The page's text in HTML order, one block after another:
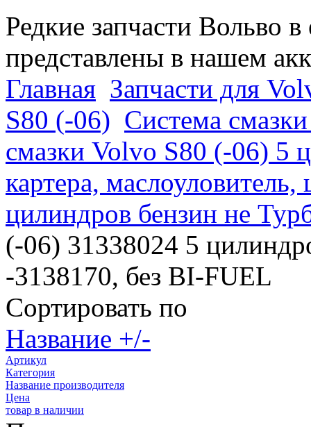
Редкие запчасти Вольво
представлены в нашем
Главная Запчасти для
S80 (-06) Система
смазки Volvo S80 (-06) 5
картера,
цилиндров бензин не
(-06) 31338024 5
-3138170, без BI-FUEL
Сортировать по
Название +/-
Артикул
Категория
Название производителя
Цена
товар в наличии